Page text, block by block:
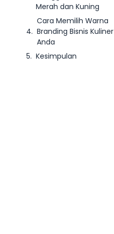
Merah dan Kuning
Cara Memilih Warna
Branding Bisnis Kuliner
Anda
Kesimpulan